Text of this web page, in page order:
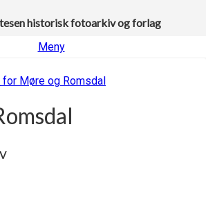
historisk fotoarkiv og forlag
Meny
Møre og Romsdal